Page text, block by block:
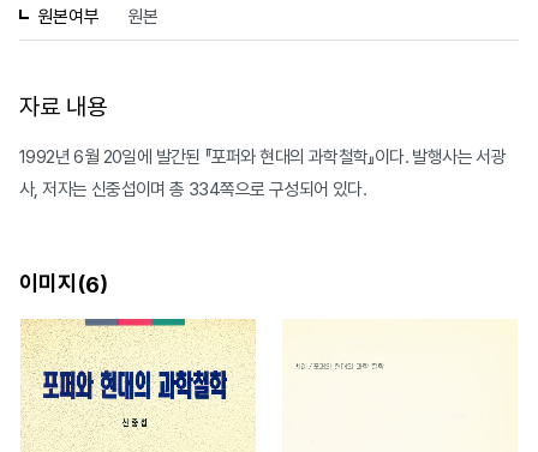
원본여부 원본
자료 내용
1992년 6월 20일에 발간된 『포퍼와 현대의 과학철학』이다. 발행사는 서광
사, 저자는 신중섭이며 총 334쪽으로 구성되어 있다.
이미지(6)